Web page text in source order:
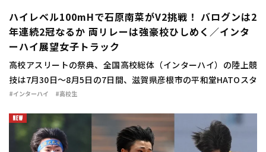
ハイレベル100mHで石原南菜がV2挑戦！ バログンは2
年連続2冠なるか 両リレーは強豪校ひしめく／インタ
ーハイ展望女子トラック
高校アスリートの祭典、全国高校総体（インターハイ）の陸上競
技は7月30日～8月5日の7日間、滋賀県彦根市の平和堂HATOスタ
ジアムで行われる。ここでは、エントリーリストや自己タイム（7
#インターハイ #高校生